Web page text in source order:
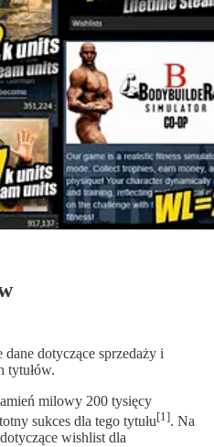
dane dotyczące sprzedaży i
tytułów.
milowy 200 tysięcy
sukces dla tego tytułu[1]. Na
wishlist dla